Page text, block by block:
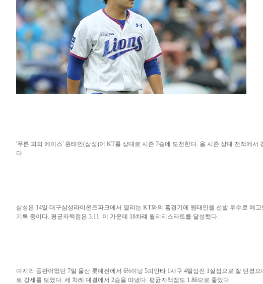
'푸른 피의 에이스' 원태인(삼성)이 KT를 상대로 시즌 7승에 도전한다. 올 시즌 상대 전적에서
다.
삼성은 14일 대구삼성라이온즈파크에서 열리는 KT와의 홈경기에 원태인을 선발 투수로 예
기록 중이다. 평균자책점은 3.11. 이 가운데 16차례 퀄리티스타트를 달성했다.
마지막 등판이었던 7일 울산 롯데전에서 6⅔이닝 5피안타 1사구 4탈삼진 1실점으로 잘 던졌
로 강세를 보였다. 세 차례 대결에서 2승을 따냈다. 평균자책점도 1.86으로 좋았다.